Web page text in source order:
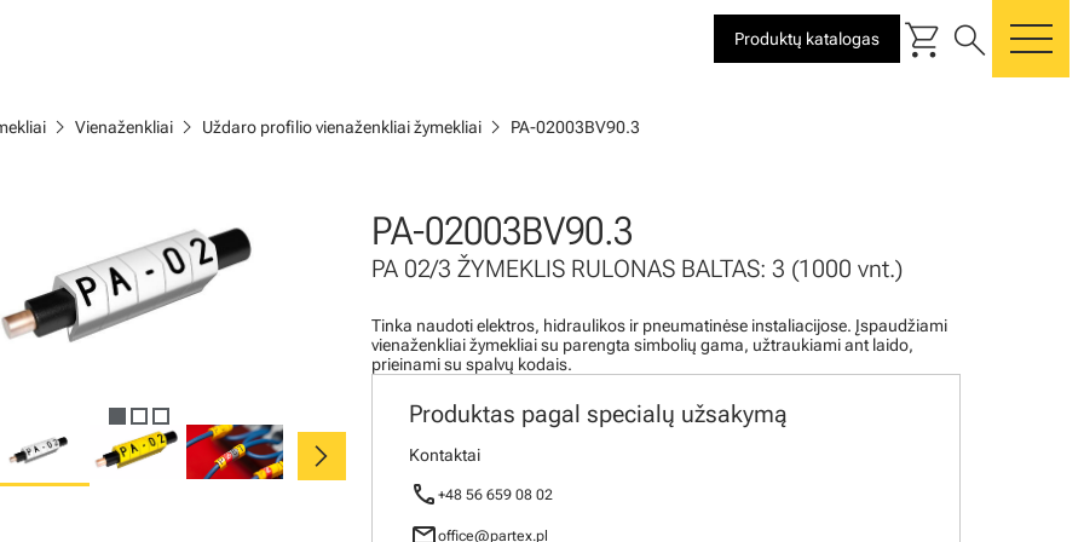
Produktų katalogas shopping_cart search
chevron_right Vienaženkliai chevron_right Uždaro profilio vienaženkliai žymekliai chevron_right PA-02003BV90.3
chevron_right
PA-02003BV90.3
PA 02/3 ŽYMEKLIS RULONAS BALTAS: 3 (1000 vnt.)
Tinka naudoti elektros, hidraulikos ir pneumatinėse instaliacijose. Įspaudžiami
vienaženkliai žymekliai su parengta simbolių gama, užtraukiami ant laido,
prieinami su spalvų kodais.
Produktas pagal specialų užsakymą
Kontaktai
call+48 56 659 08 02
office@partex.pl